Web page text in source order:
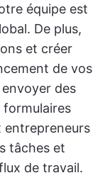
équipe est
De plus,
et créer
de vos
des
entrepreneurs
tâches et
de travail.